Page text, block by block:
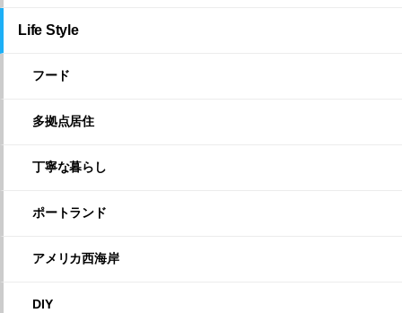
Life Style
フード
多拠点居住
丁寧な暮らし
ポートランド
アメリカ西海岸
DIY